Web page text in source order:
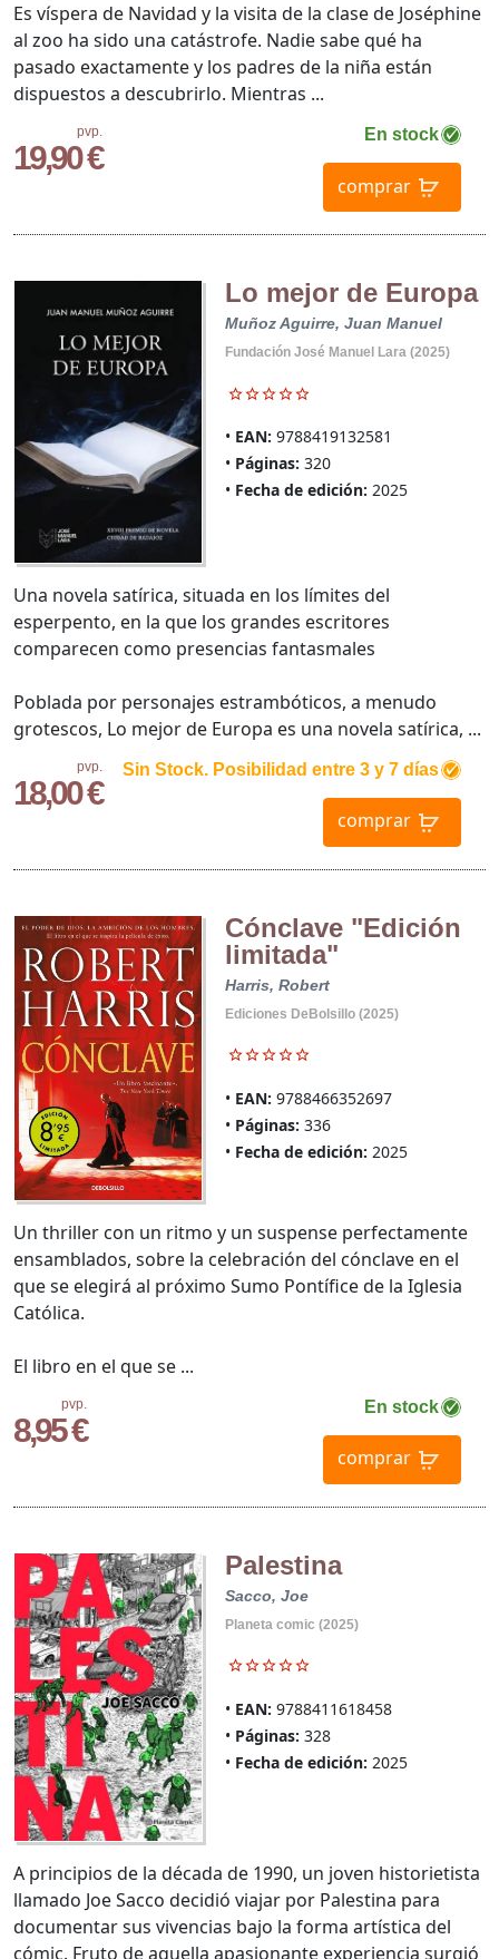
pvp.
19,90 €
En stock
comprar
Es víspera de Navidad y la visita de la clase de Joséphine
al zoo ha sido una catástrofe. Nadie sabe qué ha
pasado exactamente y los padres de la niña están
dispuestos a descubrirlo. Mientras ...
Lo mejor de Europa
Muñoz Aguirre, Juan Manuel
Fundación José Manuel Lara (2025)
EAN: 9788419132581
Páginas: 320
Fecha de edición: 2025
pvp.
18,00 €
Sin Stock. Posibilidad entre 3 y 7 días
comprar
Una novela satírica, situada en los límites del
esperpento, en la que los grandes escritores
comparecen como presencias fantasmales
Poblada por personajes estrambóticos, a menudo
grotescos, Lo mejor de Europa es una novela satírica, ...
Cónclave "Edición
limitada"
Harris, Robert
Ediciones DeBolsillo (2025)
EAN: 9788466352697
Páginas: 336
Fecha de edición: 2025
pvp.
8,95 €
En stock
comprar
Un thriller con un ritmo y un suspense perfectamente
ensamblados, sobre la celebración del cónclave en el
que se elegirá al próximo Sumo Pontífice de la Iglesia
Católica.
El libro en el que se ...
Palestina
Sacco, Joe
Planeta comic (2025)
EAN: 9788411618458
Páginas: 328
Fecha de edición: 2025
A principios de la década de 1990, un joven historietista
llamado Joe Sacco decidió viajar por Palestina para
documentar sus vivencias bajo la forma artística del
cómic. Fruto de aquella apasionante experiencia surgió